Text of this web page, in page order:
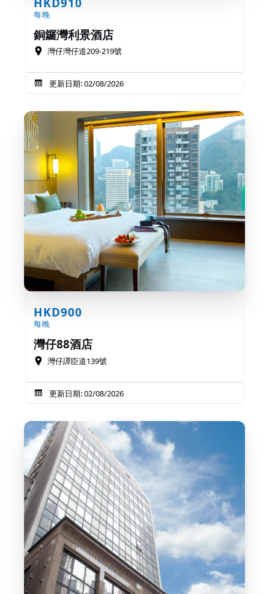
每晚
銅鑼灣利景酒店
灣仔灣仔道209-219號
更新日期: 02/08/2026
HKD900
每晚
灣仔88酒店
灣仔譚臣道139號
更新日期: 02/08/2026